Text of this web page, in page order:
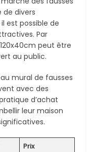
de divers
est possible de
Par
peut être
au public.
mural de fausses
avec des
d’achat
leur maison
Prix